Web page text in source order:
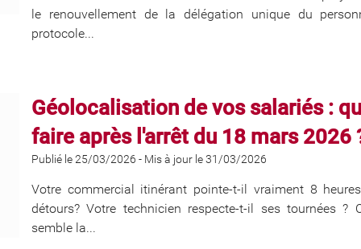
le renouvellement de la délégation unique du
protocole...
Géolocalisation de vos salariés :
faire après l'arrêt du 18 mars 2026
Publié le 25/03/2026 - Mis à jour le 31/03/2026
Votre commercial itinérant pointe-t-il vraiment 8
détours? Votre technicien respecte-t-il ses tournées
semble la...